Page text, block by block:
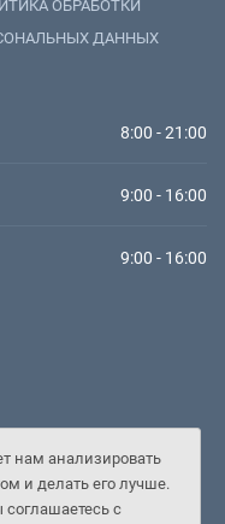
нам анализировать
и делать его лучше.
с
ОБРАБОТКИ
ДАННЫХ
8:00 - 21:00
9:00 - 16:00
9:00 - 16:00
14